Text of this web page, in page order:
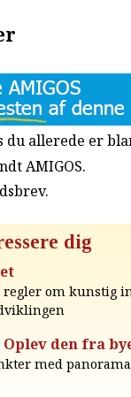
allerede er
AMIGOS.
.
dig
om kunstig
Oplev den fra
med